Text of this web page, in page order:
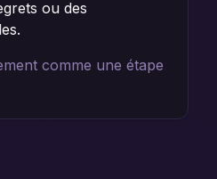
ou des
comme une étape